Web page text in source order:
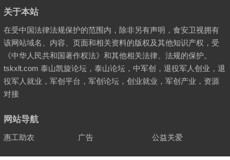
关于本站
在受中国法律法规保护的范围内，除非另有声明，食安卫视拥有
该网站域名、内容、页面和相关资料的版权及其他知识产权，受
《中华人民共和国著作权法》和其他相关法律、法规的保护。
tskxlt.com 泰山凯旋论坛，泰山论坛，中军创，退役军人创业，退
役军人就业，军创平台，军创论坛，创业就业，军创产业，资源
对接
网站导航
惠工助农 广告 公益关爱